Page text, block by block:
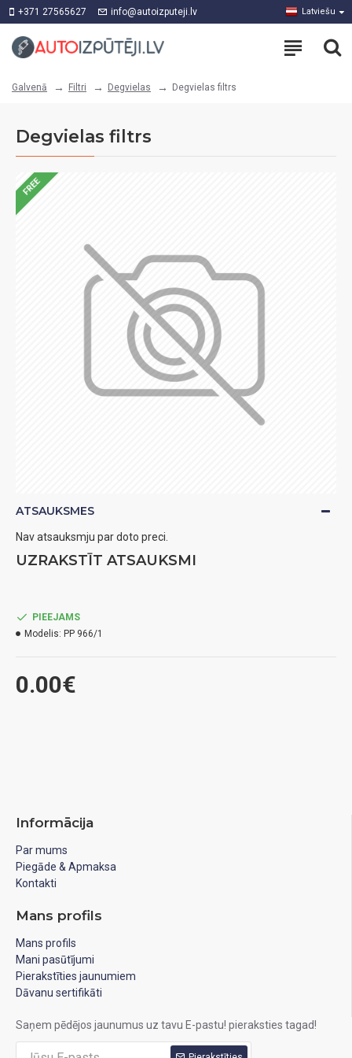
+371 27565627 info@autoizputeji.lv Latviešu
Galvenā Filtri Degvielas Degvielas filtrs
Degvielas filtrs
FREE
ATSAUKSMES
Nav atsauksmju par doto preci.
UZRAKSTĪT ATSAUKSMI
0.00€
PIEEJAMS
Modelis: PP 966/1
Informācija
Par mums
Piegāde & Apmaksa
Kontakti
Mans profils
Mans profils
Mani pasūtījumi
Pierakstīties jaunumiem
Dāvanu sertifikāti
Saņem pēdējos jaunumus uz tavu E-pastu! pieraksties tagad!